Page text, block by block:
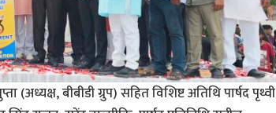
(अध्यक्ष, बीबीडी ग्रुप) सहित विशिष्ट अतिथि पार्षद पृथ्वी